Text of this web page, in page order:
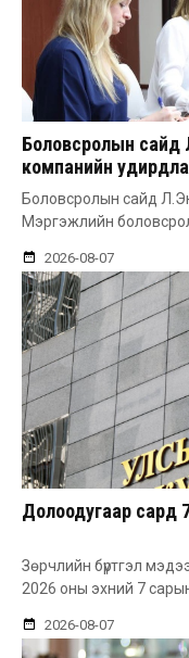
Боловсролын сайд
компанийн
Боловсролын сайд
Мэргэжлийн
2026-08-07
Долоодугаар сард
Зөрчлийн бүртгэл
2026 оны эхний 7
2026-08-07